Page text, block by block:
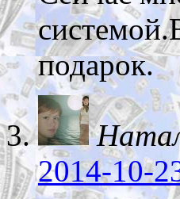
подарок.
2014-10-